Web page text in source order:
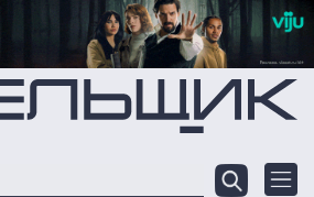
содержанию